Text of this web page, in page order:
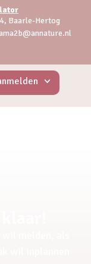
Baarle-Hertog